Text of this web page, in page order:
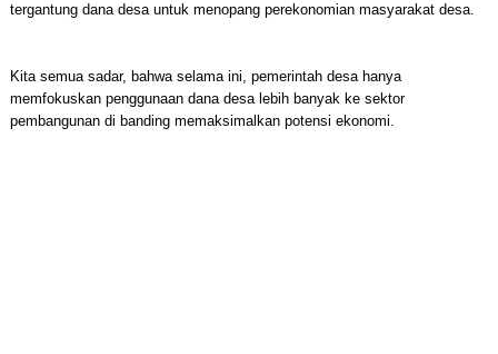
tergantung dana desa untuk menopang perekonomian masyarakat desa.
Kita semua sadar, bahwa selama ini, pemerintah desa hanya
memfokuskan penggunaan dana desa lebih banyak ke sektor
pembangunan di banding memaksimalkan potensi ekonomi.